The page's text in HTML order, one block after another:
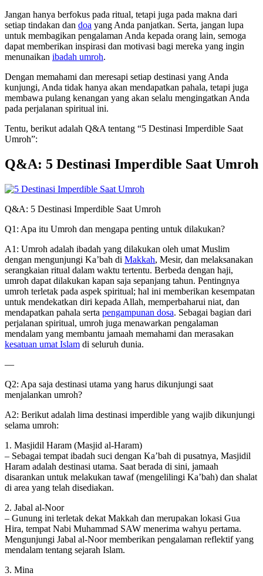
Jangan hanya berfokus pada ritual, tetapi juga pada makna dari
setiap tindakan dan doa yang Anda panjatkan. Serta, jangan lupa
untuk membagikan pengalaman Anda kepada orang lain, semoga
dapat memberikan inspirasi dan motivasi bagi mereka yang ingin
menunaikan ibadah umroh.
Dengan memahami dan meresapi setiap destinasi yang Anda
kunjungi, Anda tidak hanya akan mendapatkan pahala, tetapi juga
membawa pulang kenangan yang akan selalu mengingatkan Anda
pada perjalanan spiritual ini.
Tentu, berikut adalah Q&A tentang “5 Destinasi Imperdible Saat
Umroh”:
Q&A: 5 Destinasi Imperdible Saat Umroh
Q&A: 5 Destinasi Imperdible Saat Umroh
Q1: Apa itu Umroh dan mengapa penting untuk dilakukan?
A1: Umroh adalah ibadah yang dilakukan oleh umat Muslim
dengan mengunjungi Ka’bah di Makkah, Mesir, dan melaksanakan
serangkaian ritual dalam waktu tertentu. Berbeda dengan haji,
umroh dapat dilakukan kapan saja sepanjang tahun. Pentingnya
umroh terletak pada aspek spiritual; hal ini memberikan kesempatan
untuk mendekatkan diri kepada Allah, memperbaharui niat, dan
mendapatkan pahala serta pengampunan dosa. Sebagai bagian dari
perjalanan spiritual, umroh juga menawarkan pengalaman
mendalam yang membantu jamaah memahami dan merasakan
kesatuan umat Islam di seluruh dunia.
—
Q2: Apa saja destinasi utama yang harus dikunjungi saat
menjalankan umroh?
A2: Berikut adalah lima destinasi imperdible yang wajib dikunjungi
selama umroh:
1. Masjidil Haram (Masjid al-Haram)
– Sebagai tempat ibadah suci dengan Ka’bah di pusatnya, Masjidil
Haram adalah destinasi utama. Saat berada di sini, jamaah
disarankan untuk melakukan tawaf (mengelilingi Ka’bah) dan shalat
di area yang telah disediakan.
2. Jabal al-Noor
– Gunung ini terletak dekat Makkah dan merupakan lokasi Gua
Hira, tempat Nabi Muhammad SAW menerima wahyu pertama.
Mengunjungi Jabal al-Noor memberikan pengalaman reflektif yang
mendalam tentang sejarah Islam.
3. Mina